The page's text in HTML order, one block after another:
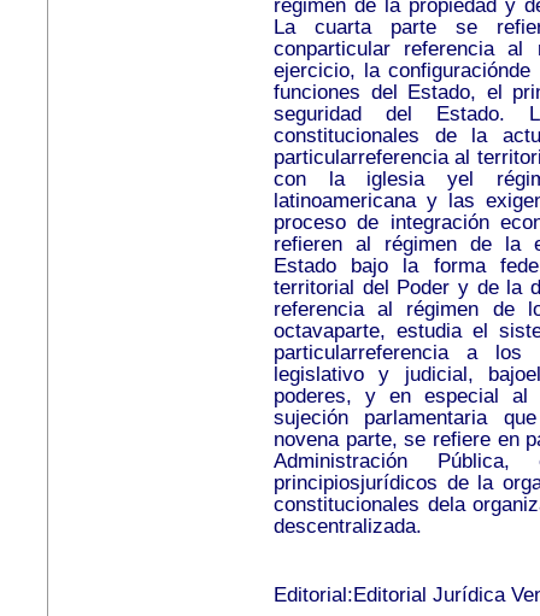
régimen de la propiedad y
La cuarta parte se
conparticular referencia
ejercicio, la
funciones del Estado, el
seguridad del Estado.
constitucionales de la
particularreferencia al
con la iglesia yel
latinoamericana y las
proceso de integración
refieren al régimen de la
Estado bajo la forma
territorial del Poder y de la
referencia al régimen de
octavaparte, estudia el
particularreferencia a
legislativo y judicial,
poderes, y en especial al
sujeción parlamentaria
novena parte, se refiere en
Administración
principiosjurídicos de la
constitucionales dela
descentralizada.
Editorial:Editorial Jurídica